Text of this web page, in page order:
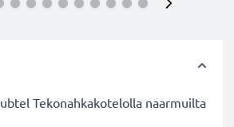
Tekonahkakotelolla naarmuilta